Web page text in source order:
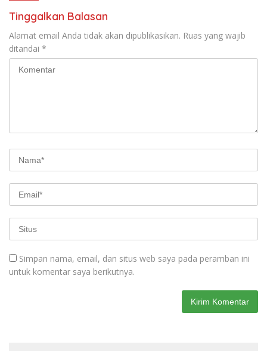
Tinggalkan Balasan
Alamat email Anda tidak akan dipublikasikan. Ruas yang wajib
ditandai *
Simpan nama, email, dan situs web saya pada peramban ini
untuk komentar saya berikutnya.